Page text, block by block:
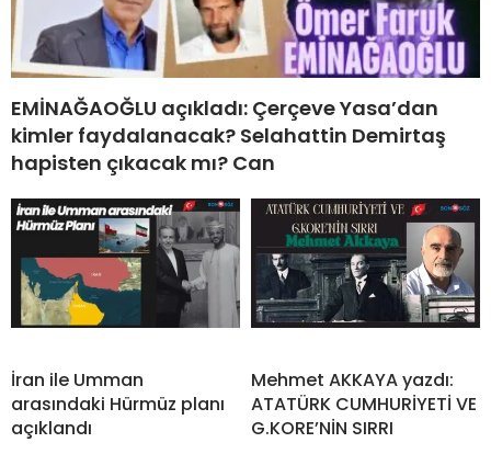
EMİNAĞAOĞLU açıkladı: Çerçeve Yasa’dan
kimler faydalanacak? Selahattin Demirtaş
hapisten çıkacak mı? Can
İran ile Umman
arasındaki Hürmüz planı
açıklandı
Mehmet AKKAYA yazdı:
ATATÜRK CUMHURİYETİ VE
G.KORE’NİN SIRRI